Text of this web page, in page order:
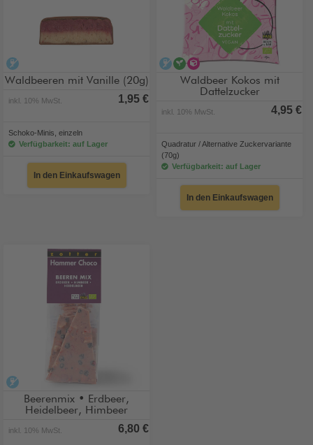
Waldbeeren mit Vanille (20g)
inkl. 10% MwSt. 1,95 €
Schoko-Minis, einzeln
Verfügbarkeit: auf Lager
In den Einkaufswagen
alkoholfrei
veganalternative
Waldbeer Kokos mit
Dattelzucker
inkl. 10% MwSt. 4,95 €
Quadratur / Alternative Zuckervariante
(70g)
Verfügbarkeit: auf Lager
In den Einkaufswagen
alkoholfrei
Beerenmix • Erdbeer,
Heidelbeer, Himbeer
inkl. 10% MwSt. 6,80 €